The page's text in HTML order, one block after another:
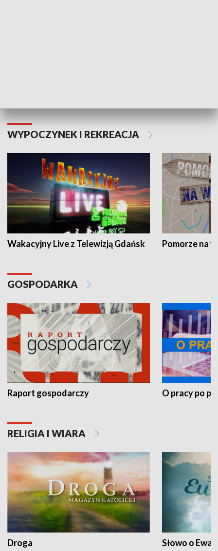
WYPOCZYNEK I REKREACJA
Wakacyjny Live z Telewizją Gdańsk Pomorze na
GOSPODARKA
Raport gospodarczy O pracy po
RELIGIA I WIARA
Droga Słowo o